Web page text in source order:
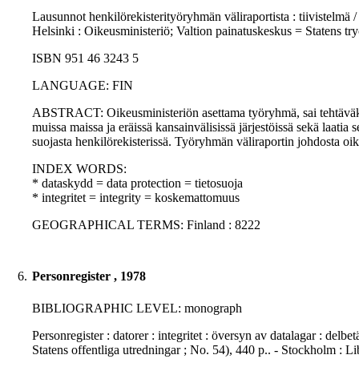
Lausunnot henkilörekisterityöryhmän väliraportista :
Helsinki : Oikeusministeriö; Valtion painatuskeskus = Statens
ISBN 951 46 3243 5
LANGUAGE: FIN
ABSTRACT: Oikeusministeriön asettama työryhmä, sai
muissa maissa ja eräissä kansainvälisissä järjestöissä sekä
suojasta henkilörekisterissä. Työryhmän väliraportin johdosta
INDEX WORDS:
* dataskydd = data protection = tietosuoja
* integritet = integrity = koskemattomuus
GEOGRAPHICAL TERMS: Finland : 8222
6. Personregister , 1978
BIBLIOGRAPHIC LEVEL: monograph
Personregister : datorer : integritet : översyn av datalagar :
Statens offentliga utredningar ; No. 54), 440 p.. - Stockholm :